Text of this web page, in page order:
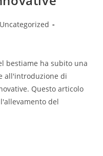
Uncategorized
bestiame ha subito una
all'introduzione di
Questo articolo
del